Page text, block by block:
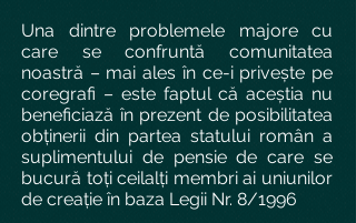
Una dintre problemele majore cu
care se confruntă comunitatea
noastră – mai ales în ce-i privește pe
coregrafi – este faptul că aceștia nu
beneficiază în prezent de posibilitatea
obținerii din partea statului român a
suplimentului de pensie de care se
bucură toți ceilalți membri ai uniunilor
de creație în baza Legii Nr. 8/1996